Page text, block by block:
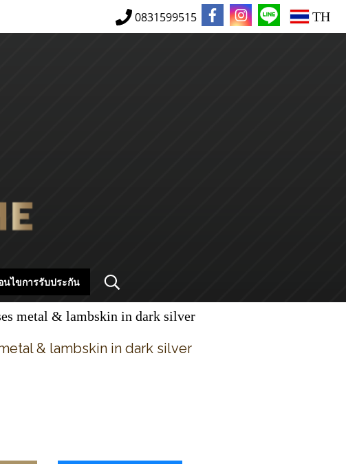
0831599515 TH
นไขการรับประกัน
metal & lambskin in dark silver
& lambskin in dark silver